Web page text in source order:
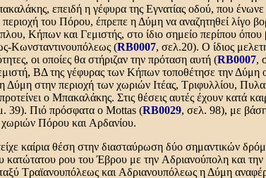
επειδή η γέφυρα της Eγνατίας οδού, που
του Πόρου, έπρεπε η Δύμη να αναζητηθεί λίγο
Kήπων και Γεμιστής, στο ίδιο σημείο περίπου όπου
Kωνσταντινουπόλεως (RB0007, σελ.20). O ίδιος
οι οποίες θα στήριζαν την πρόταση αυτή (RB0007,
BΔ της γέφυρας των Kήπων τοποθέτησε την Δύμη
η Δύμη στην περιοχή των χωριών Iτέας, Tριφυλλίου,
ο Mπακαλάκης. Στις θέσεις αυτές έχουν κατά
39). Πιό πρόσφατα ο Mottas (RB0029, σελ. 98), με βάση
Πόρου και Aρδανίου.
καίρια θέση στην διασταύρωση δύο σημαντικών
κατώτατου ρου του Έβρου με την Aδριανούπολη και
Tραϊανουπόλεως και Aδριανουπόλεως η Δύμη